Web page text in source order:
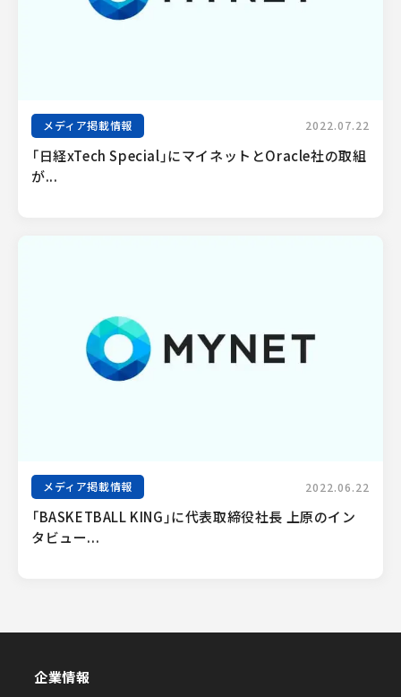
メディア掲載情報 2022.07.22
「日経xTech Special」にマイネットとOracle社の取組
が...
メディア掲載情報 2022.06.22
「BASKETBALL KING」に代表取締役社長 上原のイン
タビュー...
企業情報